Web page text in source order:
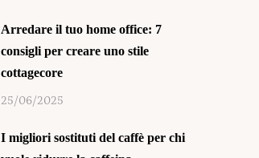
Arredare il tuo home office: 7
consigli per creare uno stile
cottagecore
25/06/2025
I migliori sostituti del caffè per chi